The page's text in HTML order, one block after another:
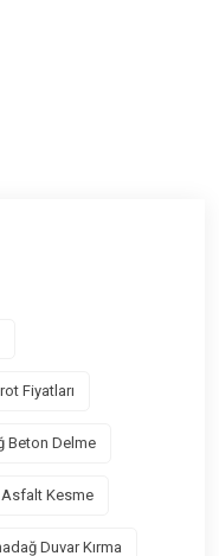
Fiyatları
Beton Delme
Kesme
Duvar Kırma